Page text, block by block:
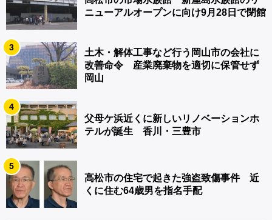
ニューアルオープンに向け9月28日で閉館
3
土木・解体工事など行う岡山市の会社に
改善命令 産業廃棄物を適切に保管せず
岡山
4
父母ケ浜近くに新しいリノベーションホ
テルが誕生 香川・三豊市
5
高松市の住宅で起きた強盗致傷事件 近
くに住む64歳男を指名手配